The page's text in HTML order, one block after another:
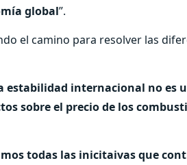
global”.
el camino para resolver las
estabilidad internacional no es
sobre el precio de los
todas las inicitaivas que